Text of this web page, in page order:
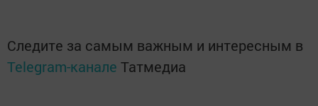
Следите за самым важным и интересным в
Telegram-канале Татмедиа